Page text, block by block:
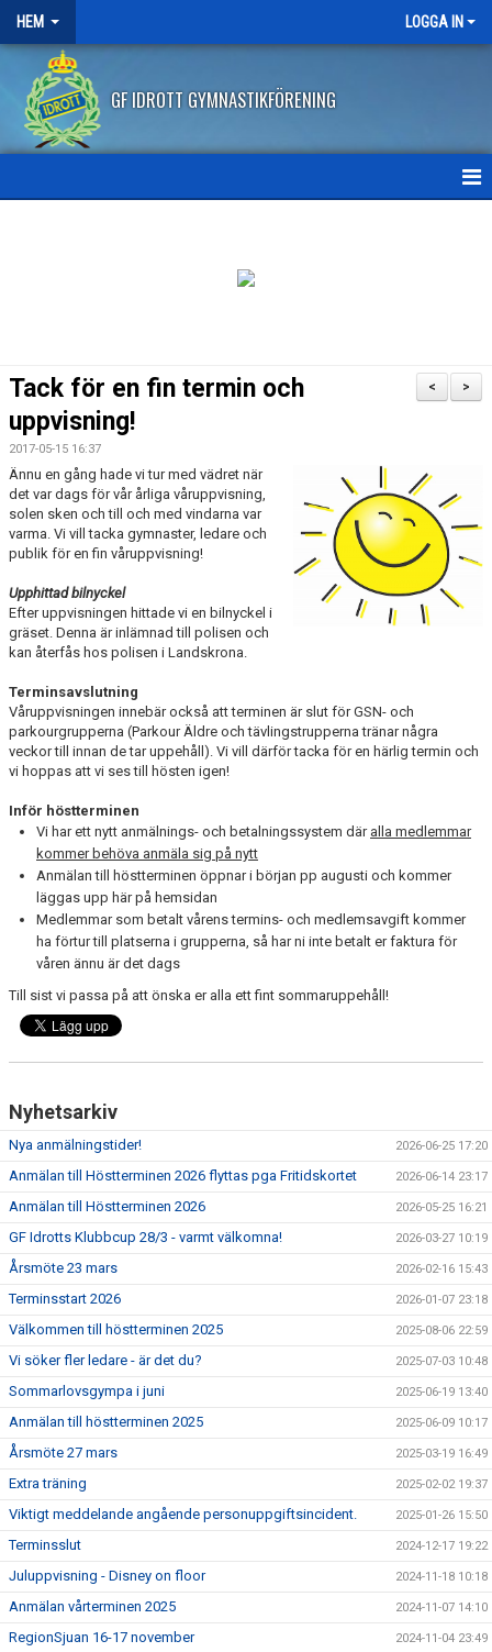
HEM LOGGA IN
GF IDROTT GYMNASTIKFÖRENING
FRÅGOR OCH SVAR
AVBOKNING/ÅTERBETALNING
VÅRA GRUPPER
EVENEMANG
INFO OM FÖRENINGEN
KONTAKT
>
<
Tack för en fin termin och
uppvisning!
2017-05-15 16:37
Ännu en gång hade vi tur med vädret när
det var dags för vår årliga våruppvisning,
solen sken och till och med vindarna var
varma. Vi vill tacka gymnaster, ledare och
publik för en fin våruppvisning!
Upphittad bilnyckel
Efter uppvisningen hittade vi en bilnyckel i
gräset. Denna är inlämnad till polisen och
kan återfås hos polisen i Landskrona.
Terminsavslutning
Våruppvisningen innebär också att terminen är slut för GSN- och
parkourgrupperna (Parkour Äldre och tävlingstrupperna tränar några
veckor till innan de tar uppehåll). Vi vill därför tacka för en härlig termin och
vi hoppas att vi ses till hösten igen!
Inför höstterminen
Vi har ett nytt anmälnings- och betalningssystem där alla medlemmar
kommer behöva anmäla sig på nytt
Anmälan till höstterminen öppnar i början pp augusti och kommer
läggas upp här på hemsidan
Medlemmar som betalt vårens termins- och medlemsavgift kommer
ha förtur till platserna i grupperna, så har ni inte betalt er faktura för
våren ännu är det dags
Till sist vi passa på att önska er alla ett fint sommaruppehåll!
Nyhetsarkiv
Nya anmälningstider! 2026-06-25 17:20
Anmälan till Höstterminen 2026 flyttas pga Fritidskortet 2026-06-14 23:17
Anmälan till Höstterminen 2026 2026-05-25 16:21
GF Idrotts Klubbcup 28/3 - varmt välkomna! 2026-03-27 10:19
Årsmöte 23 mars 2026-02-16 15:43
Terminsstart 2026 2026-01-07 23:18
Välkommen till höstterminen 2025 2025-08-06 22:59
Vi söker fler ledare - är det du? 2025-07-03 10:48
Sommarlovsgympa i juni 2025-06-19 13:40
Anmälan till höstterminen 2025 2025-06-09 10:17
Årsmöte 27 mars 2025-03-19 16:49
Extra träning 2025-02-02 19:37
Viktigt meddelande angående personuppgiftsincident. 2025-01-26 15:50
Terminsslut 2024-12-17 19:22
Juluppvisning - Disney on floor 2024-11-18 10:18
Anmälan vårterminen 2025 2024-11-07 14:10
RegionSjuan 16-17 november 2024-11-04 23:49